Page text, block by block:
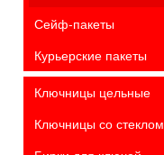
Сейф-пакеты
Курьерские пакеты
Ключницы цельные
Ключницы со стеклом